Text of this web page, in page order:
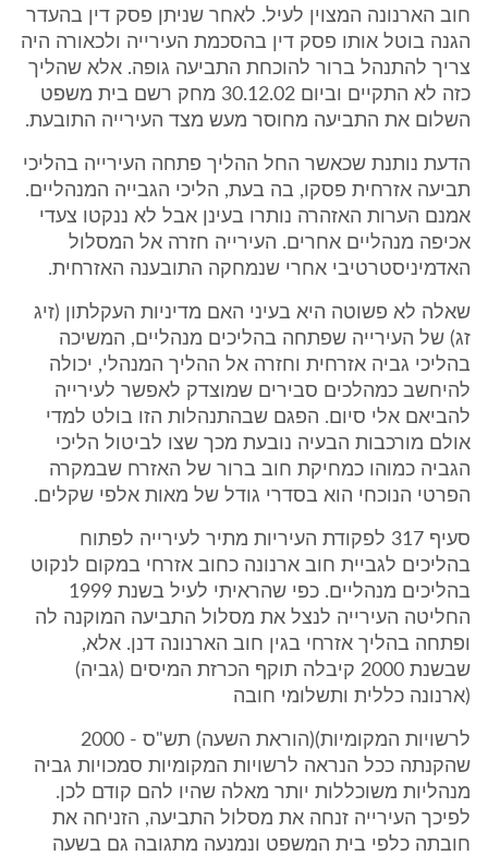
חוב הארנונה המצוין לעיל. לאחר שניתן פסק דין בהעדר
הגנה בוטל אותו פסק דין בהסכמת העירייה ולכאורה היה
צריך להתנהל ברור להוכחת התביעה גופה. אלא שהליך
כזה לא התקיים וביום 30.12.02 מחק רשם בית משפט
השלום את התביעה מחוסר מעש מצד העירייה התובעת.
הדעת נותנת שכאשר החל ההליך פתחה העירייה בהליכי
תביעה אזרחית פסקו, בה בעת, הליכי הגבייה המנהליים.
אמנם הערות האזהרה נותרו בעינן אבל לא ננקטו צעדי
אכיפה מנהליים אחרים. העירייה חזרה אל המסלול
האדמיניסטרטיבי אחרי שנמחקה התובענה האזרחית.
שאלה לא פשוטה היא בעיני האם מדיניות העקלתון (זיג
זג) של העירייה שפתחה בהליכים מנהליים, המשיכה
בהליכי גביה אזרחית וחזרה אל ההליך המנהלי, יכולה
להיחשב כמהלכים סבירים שמוצדק לאפשר לעירייה
להביאם אלי סיום. הפגם שבהתנהלות הזו בולט למדי
אולם מורכבות הבעיה נובעת מכך שצו לביטול הליכי
הגביה כמוהו כמחיקת חוב ברור של האזרח שבמקרה
הפרטי הנוכחי הוא בסדרי גודל של מאות אלפי שקלים.
סעיף 317 לפקודת העיריות מתיר לעירייה לפתוח
בהליכים לגביית חוב ארנונה כחוב אזרחי במקום לנקוט
בהליכים מנהליים. כפי שהראיתי לעיל בשנת 1999
החליטה העירייה לנצל את מסלול התביעה המוקנה לה
ופתחה בהליך אזרחי בגין חוב הארנונה דנן. אלא,
שבשנת 2000 קיבלה תוקף הכרזת המיסים (גביה)
(ארנונה כללית ותשלומי חובה
לרשויות המקומיות)(הוראת השעה) תש"ס - 2000
שהקנתה ככל הנראה לרשויות המקומיות סמכויות גביה
מנהליות משוכללות יותר מאלה שהיו להם קודם לכן.
לפיכך העירייה זנחה את מסלול התביעה, הזניחה את
חובתה כלפי בית המשפט ונמנעה מתגובה גם בשעה